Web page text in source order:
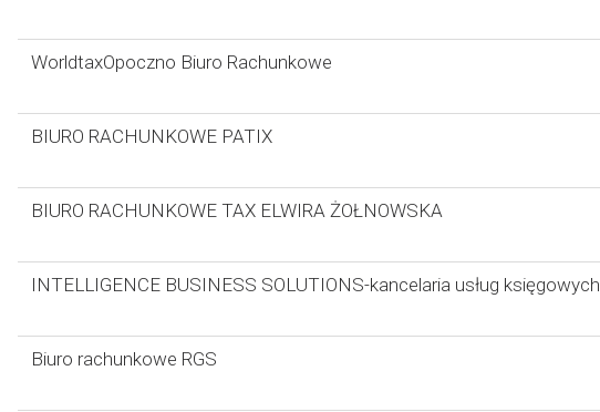
WorldtaxOpoczno Biuro Rachunkowe
BIURO RACHUNKOWE PATIX
BIURO RACHUNKOWE TAX ELWIRA ŻOŁNOWSKA
INTELLIGENCE BUSINESS SOLUTIONS-kancelaria usług księgowych
Biuro rachunkowe RGS